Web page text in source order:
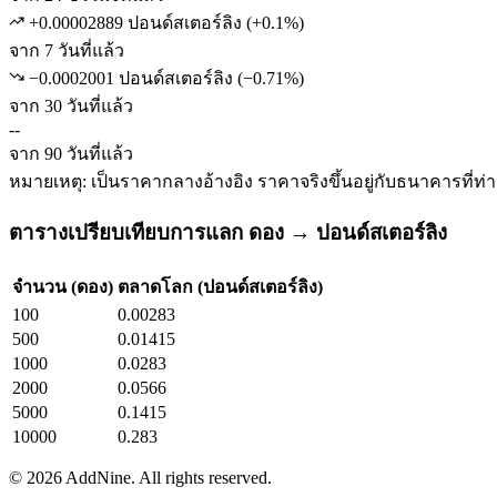
+0.00002889 ปอนด์สเตอร์ลิง (+0.1%)
จาก 7 วันที่แล้ว
−0.0002001 ปอนด์สเตอร์ลิง (−0.71%)
จาก 30 วันที่แล้ว
--
จาก 90 วันที่แล้ว
หมายเหตุ: เป็นราคากลางอ้างอิง ราคาจริงขึ้นอยู่กับธนาคารที่ท่
ตารางเปรียบเทียบการแลก ดอง → ปอนด์สเตอร์ลิง
จำนวน (ดอง) ตลาดโลก (ปอนด์สเตอร์ลิง)
100
0.00283
500
0.01415
1000
0.0283
2000
0.0566
5000
0.1415
10000
0.283
© 2026 AddNine. All rights reserved.